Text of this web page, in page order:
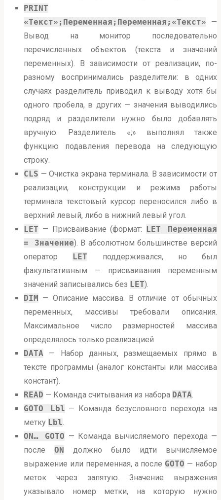
PRINT
«Текст»;Переменная;Переменная;«Текст» —
Вывод на монитор последовательно
перечисленных объектов (текста и значений
переменных). В зависимости от реализации, по-
разному воспринимались разделители: в одних
случаях разделитель приводил к выводу хотя бы
одного пробела, в других — значения выводились
подряд и разделители нужно было добавлять
вручную. Разделитель «;» выполнял также
функцию подавления перевода на следующую
строку.
CLS — Очистка экрана терминала. В зависимости от
реализации, конструкции и режима работы
терминала текстовый курсор переносился либо в
верхний левый, либо в нижний левый угол.
LET — Присваивание (формат:
LET Переменная
= Значение). В абсолютном большинстве версий
оператор
LET поддерживался, но был
факультативным — присваивания переменным
значений записывались без LET).
DIM
— Описание массива. В отличие от обычных
переменных, массивы требовали описания.
Максимальное число размерностей массива
определялось только реализацией
DATA — Набор данных, размещаемых прямо в
тексте программы (аналог константы или массива
констант).
READ — Команда считывания из набора DATA.
GOTO Lbl — Команда безусловного перехода на
метку Lbl.
ON… GOTO — Команда вычисляемого перехода —
после ON
должно было идти вычисляемое
выражение или переменная, а после GOTO — набор
меток через запятую. Значение выражения
указывало номер метки, на которую нужно